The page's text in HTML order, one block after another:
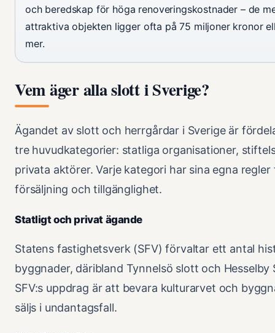
och beredskap för höga renoveringskostnader – de
attraktiva objekten ligger ofta på 75 miljoner kronor
mer.
Vem äger alla slott i Sverige?
Ägandet av slott och herrgårdar i Sverige är
tre huvudkategorier: statliga organisationer,
privata aktörer. Varje kategori har sina egna regler
försäljning och tillgänglighet.
Statligt och privat ägande
Statens fastighetsverk (SFV) förvaltar ett antal
byggnader, däribland Tynnelsö slott och Hesselby
SFV:s uppdrag är att bevara kulturarvet och
säljs i undantagsfall.